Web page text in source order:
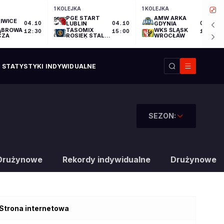
04.10
12:30
1 KOLEJKA
PGE START
LUBLIN
TASOMIX
ROSIEK STAL
WIELKOPOLSKI
04.10
15:00
1 KOLEJKA
AMW ARKA
GDYNIA
WKS ŚLĄSK
WROCŁAW
04.10
17:30
STATYSTYKI INDYWIDUALNE
SEZON:
Rekordy indywidualne Drużynowe
internetowa